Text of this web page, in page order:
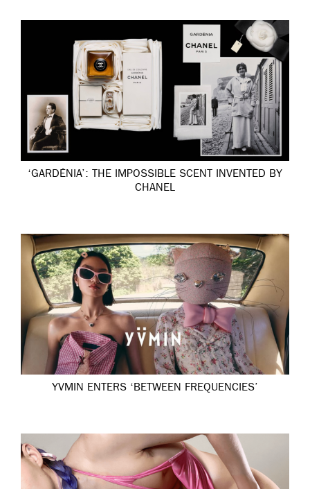
‘GARDÉNIA’: THE IMPOSSIBLE SCENT INVENTED BY
CHANEL
YVMIN ENTERS ‘BETWEEN FREQUENCIES’